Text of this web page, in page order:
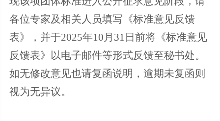
各位专家及相关人员填写《标准意见反馈
表》，并于2025年10月31日前将《标准意见
反馈表》以电子邮件等形式反馈至秘书处。
如无修改意见也请复函说明，逾期未复函则
视为无异议。